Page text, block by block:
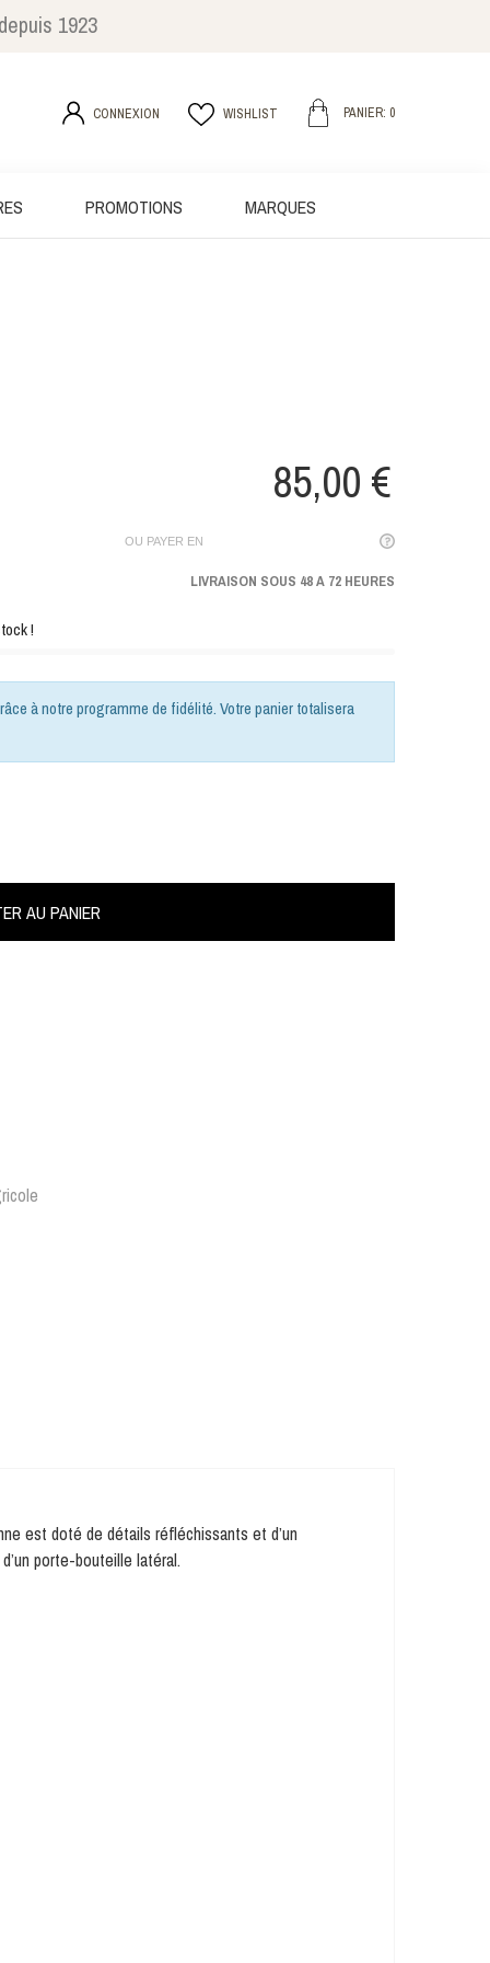
1923
CONNEXION WISHLIST PANIER: 0
PROMOTIONS MARQUES
85,00 €
OU PAYER EN
LIVRAISON SOUS 48 A 72 HEURES
!
à notre programme de fidélité. Votre panier totalisera
AU PANIER
est doté de détails réfléchissants et d’un
porte-bouteille latéral.